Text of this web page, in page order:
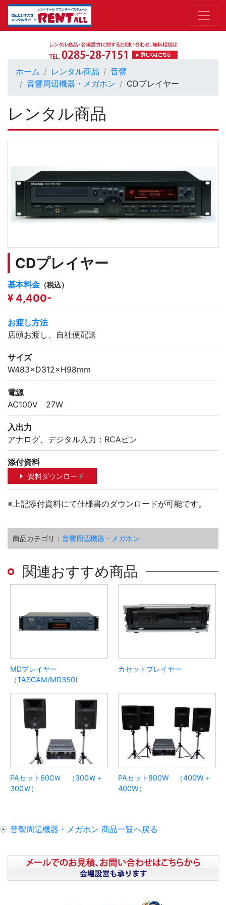
ホーム レンタル商品
音響
音響周辺機器・メガホン
CDプレイヤー
レンタル商品
CDプレイヤー
基本料金 （税込）
¥ 4,400-
お渡し方法
店頭お渡し、自社便配送
サイズ
W483×D312×H98mm
電源
AC100V 27W
入出力
アナログ、デジタル入力：RCAピン
添付資料
資料ダウンロード
※上記添付資料にて仕様書のダウンロードが可能です。
商品カテゴリ： 音響周辺機器・メガホン
関連おすすめ商品
MDプレイヤー
（TASCAM/MD350)
カセットプレイヤー
PAセット600Ｗ （300Ｗ＋
300Ｗ）
PAセット800W （400W＋
400W）
音響周辺機器・メガホン 商品一覧へ戻る